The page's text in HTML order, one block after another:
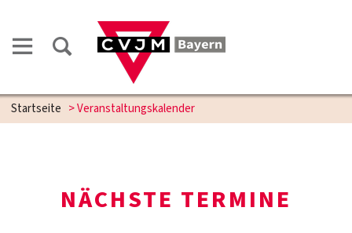
Startseite > Veranstaltungskalender
NÄCHSTE TERMINE